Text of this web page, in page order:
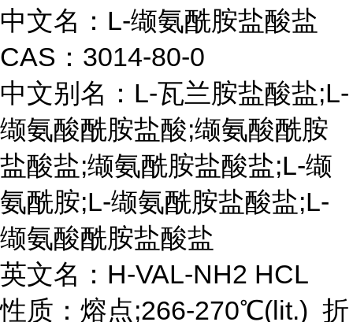
中文名：L-缬氨酰胺盐酸盐
CAS：3014-80-0
中文别名：L-瓦兰胺盐酸盐;L-
缬氨酸酰胺盐酸;缬氨酸酰胺
盐酸盐;缬氨酰胺盐酸盐;L-缬
氨酰胺;L-缬氨酰胺盐酸盐;L-
缬氨酸酰胺盐酸盐
英文名：H-VAL-NH2 HCL
性质：熔点;266-270℃(lit.) 折